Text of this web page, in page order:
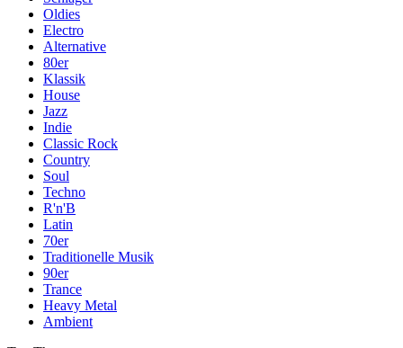
Oldies
Electro
Alternative
80er
Klassik
House
Jazz
Indie
Classic Rock
Country
Soul
Techno
R'n'B
Latin
70er
Traditionelle Musik
90er
Trance
Heavy Metal
Ambient